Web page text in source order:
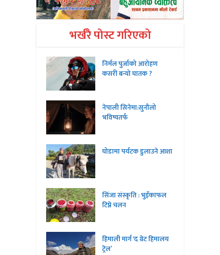
भर्खरै पोस्ट गरिएको
निर्मल पुर्जाको आरोहण
कसरी बन्यो घातक ?
नेपाली सिनेमा:सुनौलो
भविष्यतर्फ
घोडामा पर्यटक डुलाउने आशा
सिंजा संस्कृति : भुइँकाफल
टिप्ने चलन
हिमाली मार्ग ‘द ग्रेट हिमालय
ट्रेल’